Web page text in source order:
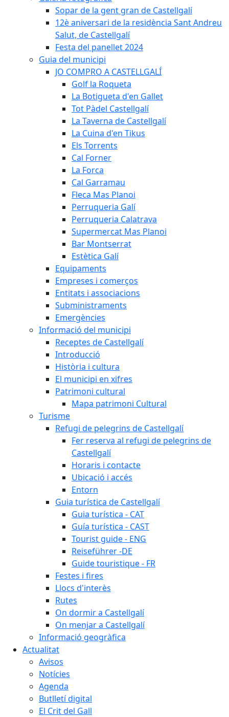
Sopar de la gent gran de Castellgalí
12è aniversari de la residència Sant Andreu
Salut, de Castellgalí
Festa del panellet 2024
Guia del municipi
JO COMPRO A CASTELLGALÍ
Golf la Roqueta
La Botigueta d'en Gallet
Tot Pàdel Castellgalí
La Taverna de Castellgalí
La Cuina d'en Tikus
Els Torrents
Cal Forner
La Forca
Cal Garramau
Fleca Mas Planoi
Perruqueria Galí
Perruqueria Calatrava
Supermercat Mas Planoi
Bar Montserrat
Estètica Galí
Equipaments
Empreses i comerços
Entitats i associacions
Subministraments
Emergències
Informació del municipi
Receptes de Castellgalí
Introducció
Història i cultura
El municipi en xifres
Patrimoni cultural
Mapa patrimoni Cultural
Turisme
Refugi de pelegrins de Castellgalí
Fer reserva al refugi de pelegrins de
Castellgalí
Horaris i contacte
Ubicació i accés
Entorn
Guia turística de Castellgalí
Guia turística - CAT
Guía turística - CAST
Tourist guide - ENG
Reiseführer -DE
Guide touristique - FR
Festes i fires
Llocs d'interès
Rutes
On dormir a Castellgalí
On menjar a Castellgalí
Informació geogràfica
Actualitat
Avisos
Notícies
Agenda
Butlletí digital
El Crit del Gall